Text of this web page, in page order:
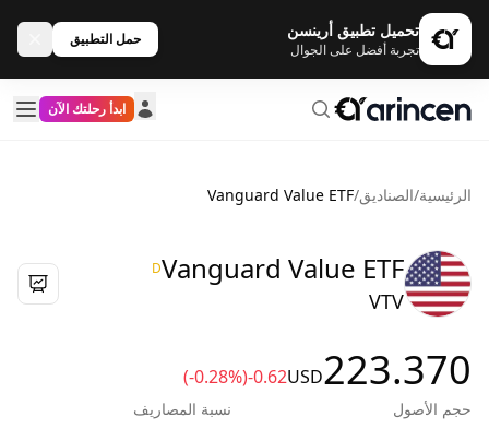
تحميل تطبيق أرينسن
تجربة أفضل على الجوال
حمل التطبيق
ابدأ رحلتك الآن
الرئيسية/الصناديق/
Vanguard Value ETF
Vanguard Value ETF
D
VTV
223.370
USD
-0.62
(-0.28%)
حجم الأصول نسبة المصاريف